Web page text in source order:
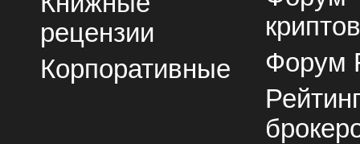
рецензии
Корпоративные
Форум